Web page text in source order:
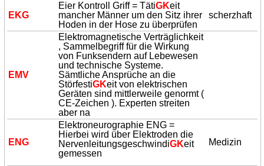
EKG
Eier Kontroll Griff = TätiGKeit
mancher Männer um den Sitz ihrer
Hoden in der Hose zu überprüfen
scherzhaft
EMV
Elektromagnetische Verträglichkeit
, Sammelbegriff für die Wirkung
von Funksendern auf Lebewesen
und technische Systeme.
Sämtliche Ansprüche an die
StörfestiGKeit von elektrischen
Geräten sind mittlerweile genormt (
CE-Zeichen ). Experten streiten
aber na
ENG
Elektroneurographie ENG =
Hierbei wird über Elektroden die
NervenleitungsgeschwindiGKeit
gemessen
Medizin